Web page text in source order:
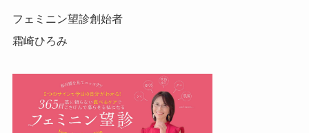
フェミニン望診創始者
霜崎ひろみ